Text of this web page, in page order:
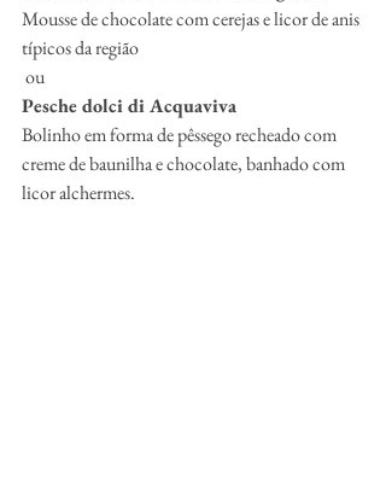
Mousse de chocolate com cerejas e licor de anis
típicos da região
ou
Pesche dolci di Acquaviva
Bolinho em forma de pêssego recheado com
creme de baunilha e chocolate, banhado com
licor alchermes.